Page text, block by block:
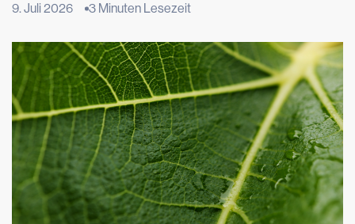
Vogelperspektive fotografiert, und die Satellitenbilder von
Beton gespeicherte Wärme ist sogar aus dem Weltraum
sichtbar. Der Wärmeinseleffekt ist ein […]
9. Juli 2026 3 Minuten Lesezeit